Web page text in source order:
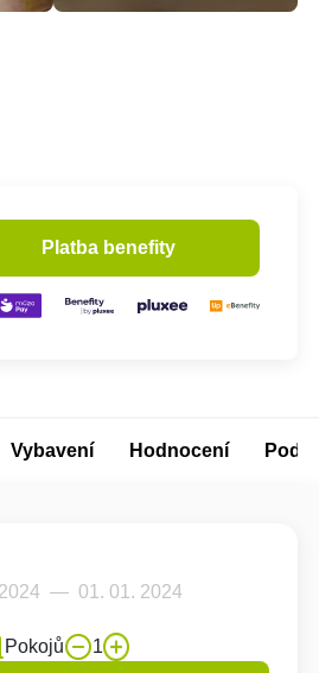
Platba benefity
Vybavení Hodnocení
Pokojů 1